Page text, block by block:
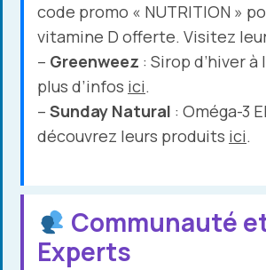
code promo « NUTRITION »
vitamine D offerte. Visitez
– Greenweez : Sirop d’hiver à
plus d’infos ici.
– Sunday Natural : Oméga-3
découvrez leurs produits ici.
Communauté
Experts